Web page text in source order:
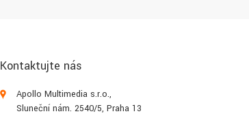
Kontaktujte nás
Apollo Multimedia s.r.o.,
Sluneční nám. 2540/5, Praha 13